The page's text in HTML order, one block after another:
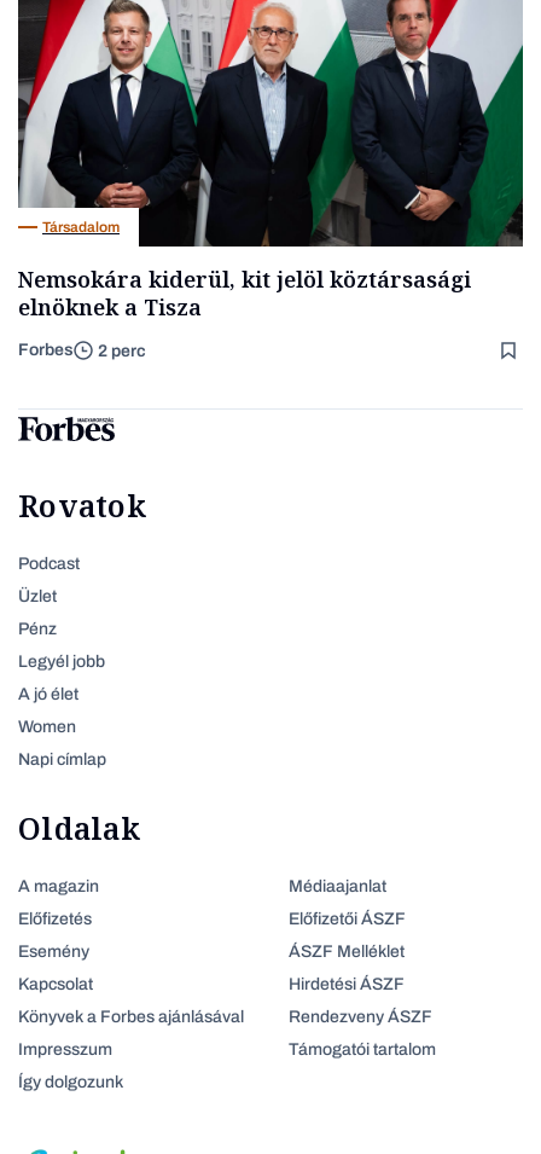
Társadalom
Nemsokára kiderül, kit jelöl köztársasági
elnöknek a Tisza
Forbes 2 perc
Rovatok
Podcast
Üzlet
Pénz
Legyél jobb
A jó élet
Women
Napi címlap
Oldalak
A magazin
Előfizetés
Esemény
Kapcsolat
Könyvek a Forbes ajánlásával
Impresszum
Így dolgozunk
Médiaajanlat
Előfizetői ÁSZF
ÁSZF Melléklet
Hirdetési ÁSZF
Rendezveny ÁSZF
Támogatói tartalom